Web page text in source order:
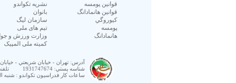
قوانين پومسه
قوانين هانمادانگ
كيوروگي
پومسه
هانمادانگ
نشريه تكواندو
بانوان
سازمان ليگ
تیم های ملی
وزارت ورزش و
کمیته ملی المپیک
آدرس: تهران - خيابان شريعتي -
شناسه پستي: 1931747674
ساعات كار فدراسيون تكواندو : شنبه الي چهارشنبه